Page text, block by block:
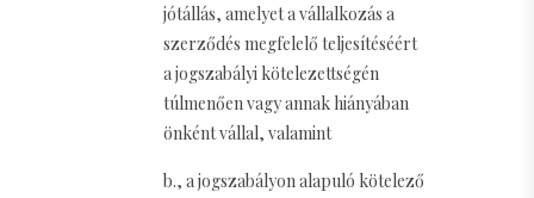
jótállás, amelyet a vállalkozás a
szerződés megfelelő teljesítéséért
a jogszabályi kötelezettségén
túlmenően vagy annak hiányában
önként vállal, valamint
b., a jogszabályon alapuló kötelező